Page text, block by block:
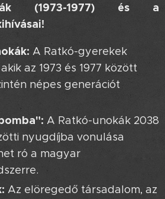
(1973-1977) és a
A Ratkó-gyerekek
az 1973 és 1977 között
népes generációt
A Ratkó-unokák 2038
nyugdíjba vonulása
ró a magyar
Az elöregedő társadalom, az